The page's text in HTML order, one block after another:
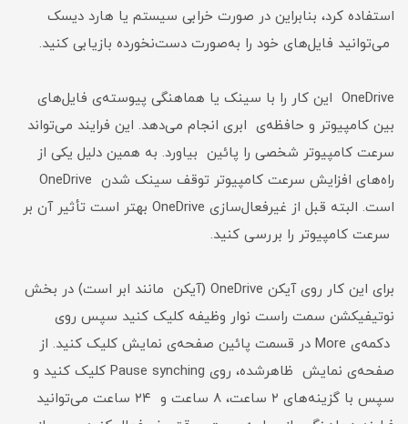
استفاده کرد، بنابراین در صورت خرابی سیستم یا هارد دیسک
می‌توانید فایل‌های خود را به‌صورت دست‌نخورده بازیابی کنید.
OneDrive این کار را با سینک یا هماهنگی پیوسته‌ی فایل‌های
بین کامپیوتر و حافظه‌ی ابری انجام می‌دهد. این فرایند می‌تواند
سرعت کامپیوتر شخصی را پائین بیاورد. به همین دلیل یکی از
راه‌های افزایش سرعت کامپیوتر توقف سینک شدن OneDrive
است. البته قبل از غیرفعال‌سازی OneDrive بهتر است تأثیر آن بر
سرعت کامپیوتر را بررسی کنید.
برای این کار روی آیکن OneDrive (آیکن مانند ابر است) در بخش
نوتیفیکشن سمت راست نوار وظیفه کلیک کنید سپس روی
دکمه‌ی More در قسمت پائین صفحه‌ی نمایش کلیک کنید. از
صفحه‌ی نمایش ظاهرشده، روی Pause synching کلیک کنید و
سپس با گزینه‌های ۲ ساعت، ۸ ساعت و ۲۴ ساعت می‌توانید